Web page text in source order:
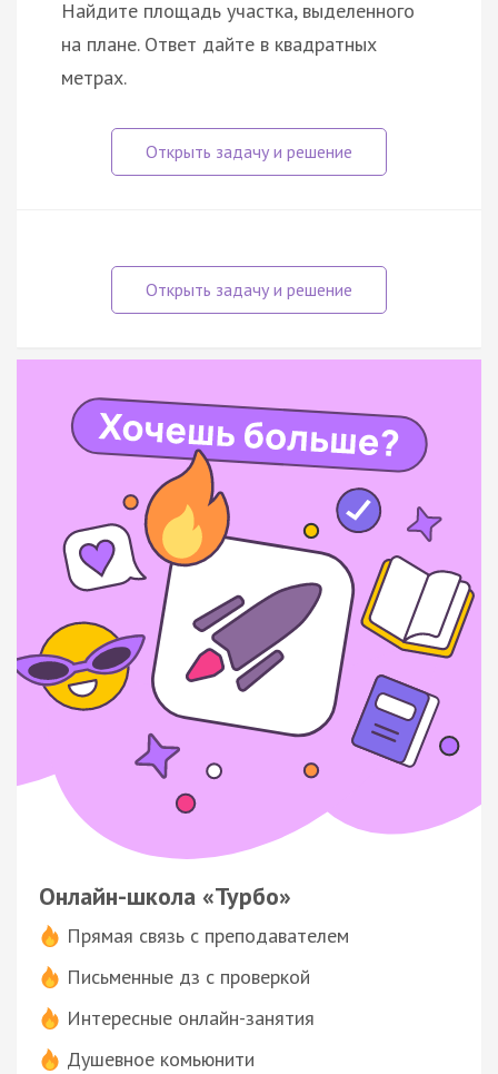
Найдите площадь участка, выделенного
на плане. Ответ дайте в квадратных
метрах.
Онлайн-школа «Турбо»
Прямая связь с преподавателем
Письменные дз с проверкой
Интересные онлайн-занятия
Душевное комьюнити